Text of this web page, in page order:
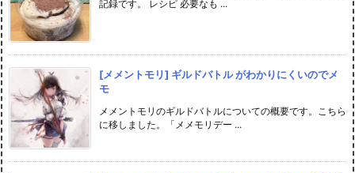
記録です。 レシピ 必要なも ...
[メメントモリ] ギルドバトル がわかりにくいのでメ
モ
メメントモリのギルドバトルについての概要です。こちら
に移しました。「メメモリデー ...